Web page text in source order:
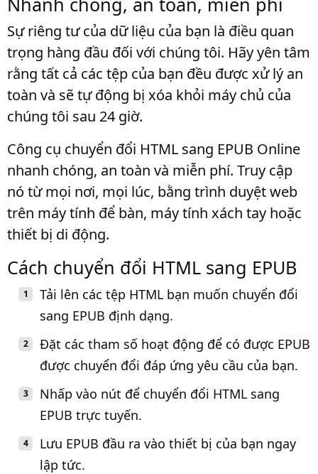
Sự riêng tư của dữ liệu của bạn là điều quan
trọng hàng đầu đối với chúng tôi. Hãy yên tâm
rằng tất cả các tệp của bạn đều được xử lý an
toàn và sẽ tự động bị xóa khỏi máy chủ của
chúng tôi sau 24 giờ.
Công cụ chuyển đổi HTML sang EPUB Online
nhanh chóng, an toàn và miễn phí. Truy cập
nó từ mọi nơi, mọi lúc, bằng trình duyệt web
trên máy tính để bàn, máy tính xách tay hoặc
thiết bị di động.
Cách chuyển đổi HTML sang EPUB
Tải lên các tệp HTML bạn muốn chuyển đổi
sang EPUB định dạng.
Đặt các tham số hoạt động để có được EPUB
được chuyển đổi đáp ứng yêu cầu của bạn.
Nhấp vào nút để chuyển đổi HTML sang
EPUB trực tuyến.
Lưu EPUB đầu ra vào thiết bị của bạn ngay
lập tức.